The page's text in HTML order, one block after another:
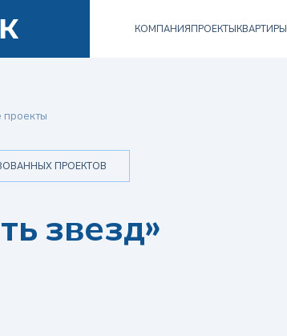
КОМПАНИЯПРОЕКТЫКВАРТИРЫ
проекты
ПРОЕКТОВ
звезд»